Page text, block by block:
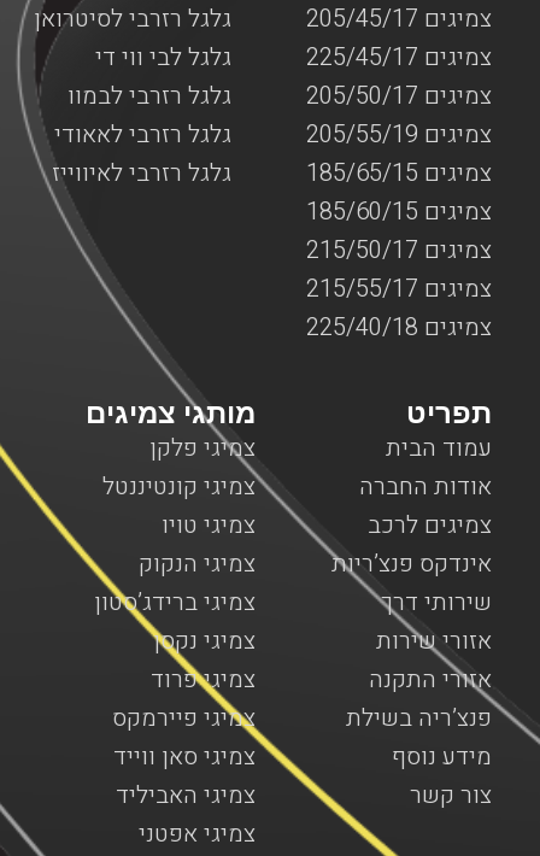
גלגל רזרבי לסיטרואן
גלגל לבי ווי די
גלגל רזרבי לבמוו
גלגל רזרבי לאאודי
גלגל רזרבי לאיווייז
צמיגים 205/45/17
צמיגים 225/45/17
צמיגים 205/50/17
צמיגים 205/55/19
צמיגים 185/65/15
צמיגים 185/60/15
צמיגים 215/50/17
צמיגים 215/55/17
צמיגים 225/40/18
מותגי צמיגים
צמיגי פלקן
צמיגי קונטיננטל
צמיגי טויו
צמיגי הנקוק
צמיגי ברידג’סטון
צמיגי נקסן
צמיגי פרוד
צמיגי פיירמקס
צמיגי סאן ווייד
צמיגי האביליד
צמיגי אפטני
תפריט
עמוד הבית
אודות החברה
צמיגים לרכב
אינדקס פנצ’ריות
שירותי דרך
אזורי שירות
אזורי התקנה
פנצ’ריה בשילת
מידע נוסף
צור קשר